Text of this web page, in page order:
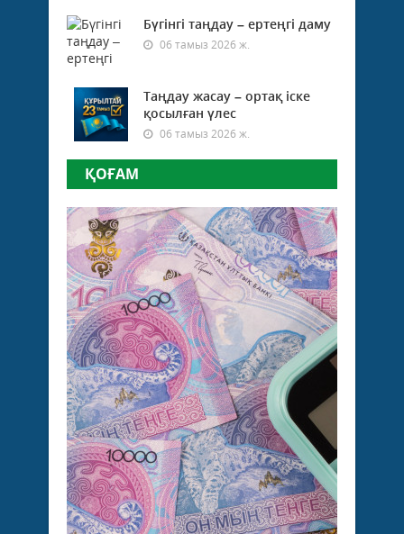
Бүгінгі таңдау – ертеңгі даму
06 тамыз 2026 ж.
Таңдау жасау – ортақ іске
қосылған үлес
06 тамыз 2026 ж.
ҚОҒАМ